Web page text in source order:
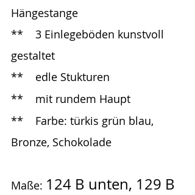
Hängestange
**	3 Einlegeböden kunstvoll
gestaltet
**	edle Stukturen
**	mit rundem Haupt
**	Farbe: türkis grün blau,
Bronze, Schokolade
Maße: 124 B unten, 129 B